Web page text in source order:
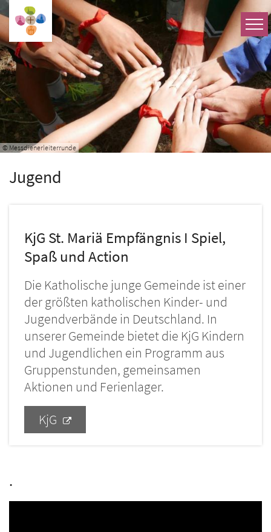
Zum Inhalt springen
© Messdienerleiterrunde
Jugend
KjG St. Mariä Empfängnis I Spiel,
Spaß und Action
Die Katholische junge Gemeinde ist einer
der größten katholischen Kinder- und
Jugendverbände in Deutschland. In
unserer Gemeinde bietet die KjG Kindern
und Jugendlichen ein Programm aus
Gruppenstunden, gemeinsamen
Aktionen und Ferienlager.
KjG
.